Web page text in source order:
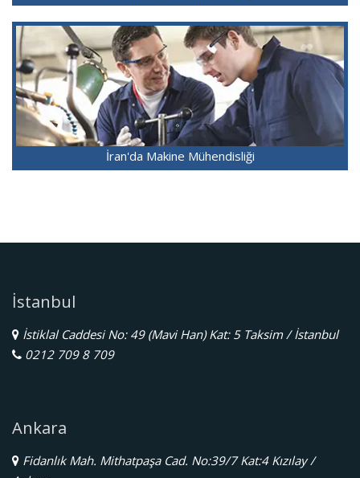
İran'da Makine Mühendisliği
İstanbul
İstiklal Caddesi No: 49 (Mavi Han) Kat: 5 Taksim / İstanbul
0212 709 8 709
Ankara
Fidanlık Mah. Mithatpaşa Cad. No:39/7 Kat:4 Kızılay /